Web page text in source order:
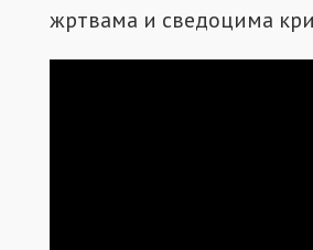
жртвама и сведоцима